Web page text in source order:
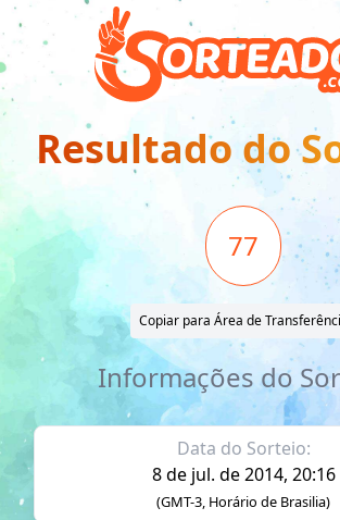
Resultado do
77
Copiar para Área de
Informações do
Data do Sorteio:
8 de jul. de 2014, 20:16
(GMT-3, Horário de Brasilia)